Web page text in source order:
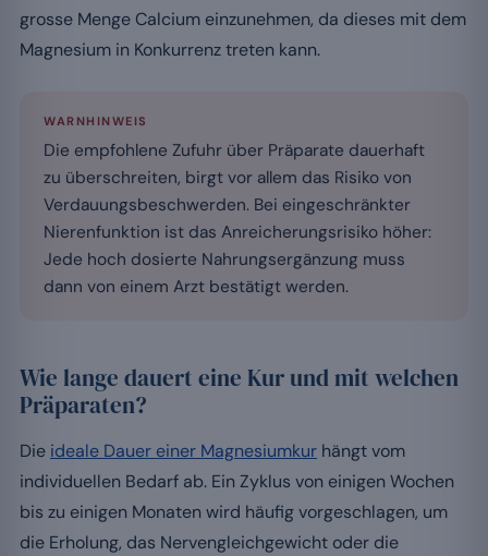
grosse Menge Calcium einzunehmen, da dieses mit dem
Magnesium in Konkurrenz treten kann.
WARNHINWEIS
Die empfohlene Zufuhr über Präparate dauerhaft
zu überschreiten, birgt vor allem das Risiko von
Verdauungsbeschwerden. Bei eingeschränkter
Nierenfunktion ist das Anreicherungsrisiko höher:
Jede hoch dosierte Nahrungsergänzung muss
dann von einem Arzt bestätigt werden.
Wie lange dauert eine Kur und mit welchen
Präparaten?
Die ideale Dauer einer Magnesiumkur hängt vom
individuellen Bedarf ab. Ein Zyklus von einigen Wochen
bis zu einigen Monaten wird häufig vorgeschlagen, um
die Erholung, das Nervengleichgewicht oder die